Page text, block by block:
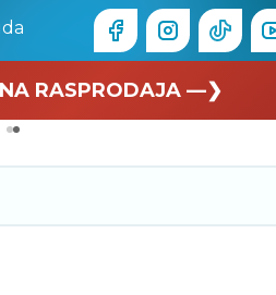
odmor —❯
RASPRODAJA —❯